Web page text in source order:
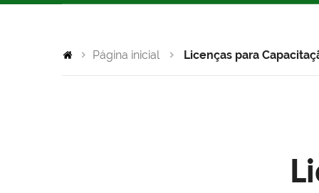
Página inicial Licenças para